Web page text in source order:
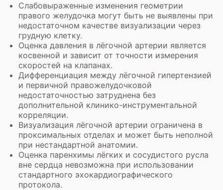
Слабовыраженные изменения геометрии
правого желудочка могут быть не выявлены при
недостаточном качестве визуализации через
грудную клетку.
Оценка давления в лёгочной артерии является
косвенной и зависит от точности измерения
скоростей на клапанах.
Дифференциация между лёгочной гипертензией
и первичной правожелудочковой
недостаточностью затруднена без
дополнительной клинико-инструментальной
корреляции.
Визуализация лёгочной артерии ограничена в
проксимальных отделах и может быть неполной
при нестандартной анатомии.
Оценка паренхимы лёгких и сосудистого русла
вне сердца невозможна при использовании
стандартного эхокардиографического
протокола.